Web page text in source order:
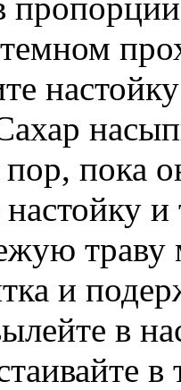
темном
пока
настойку
траву
и
в
в